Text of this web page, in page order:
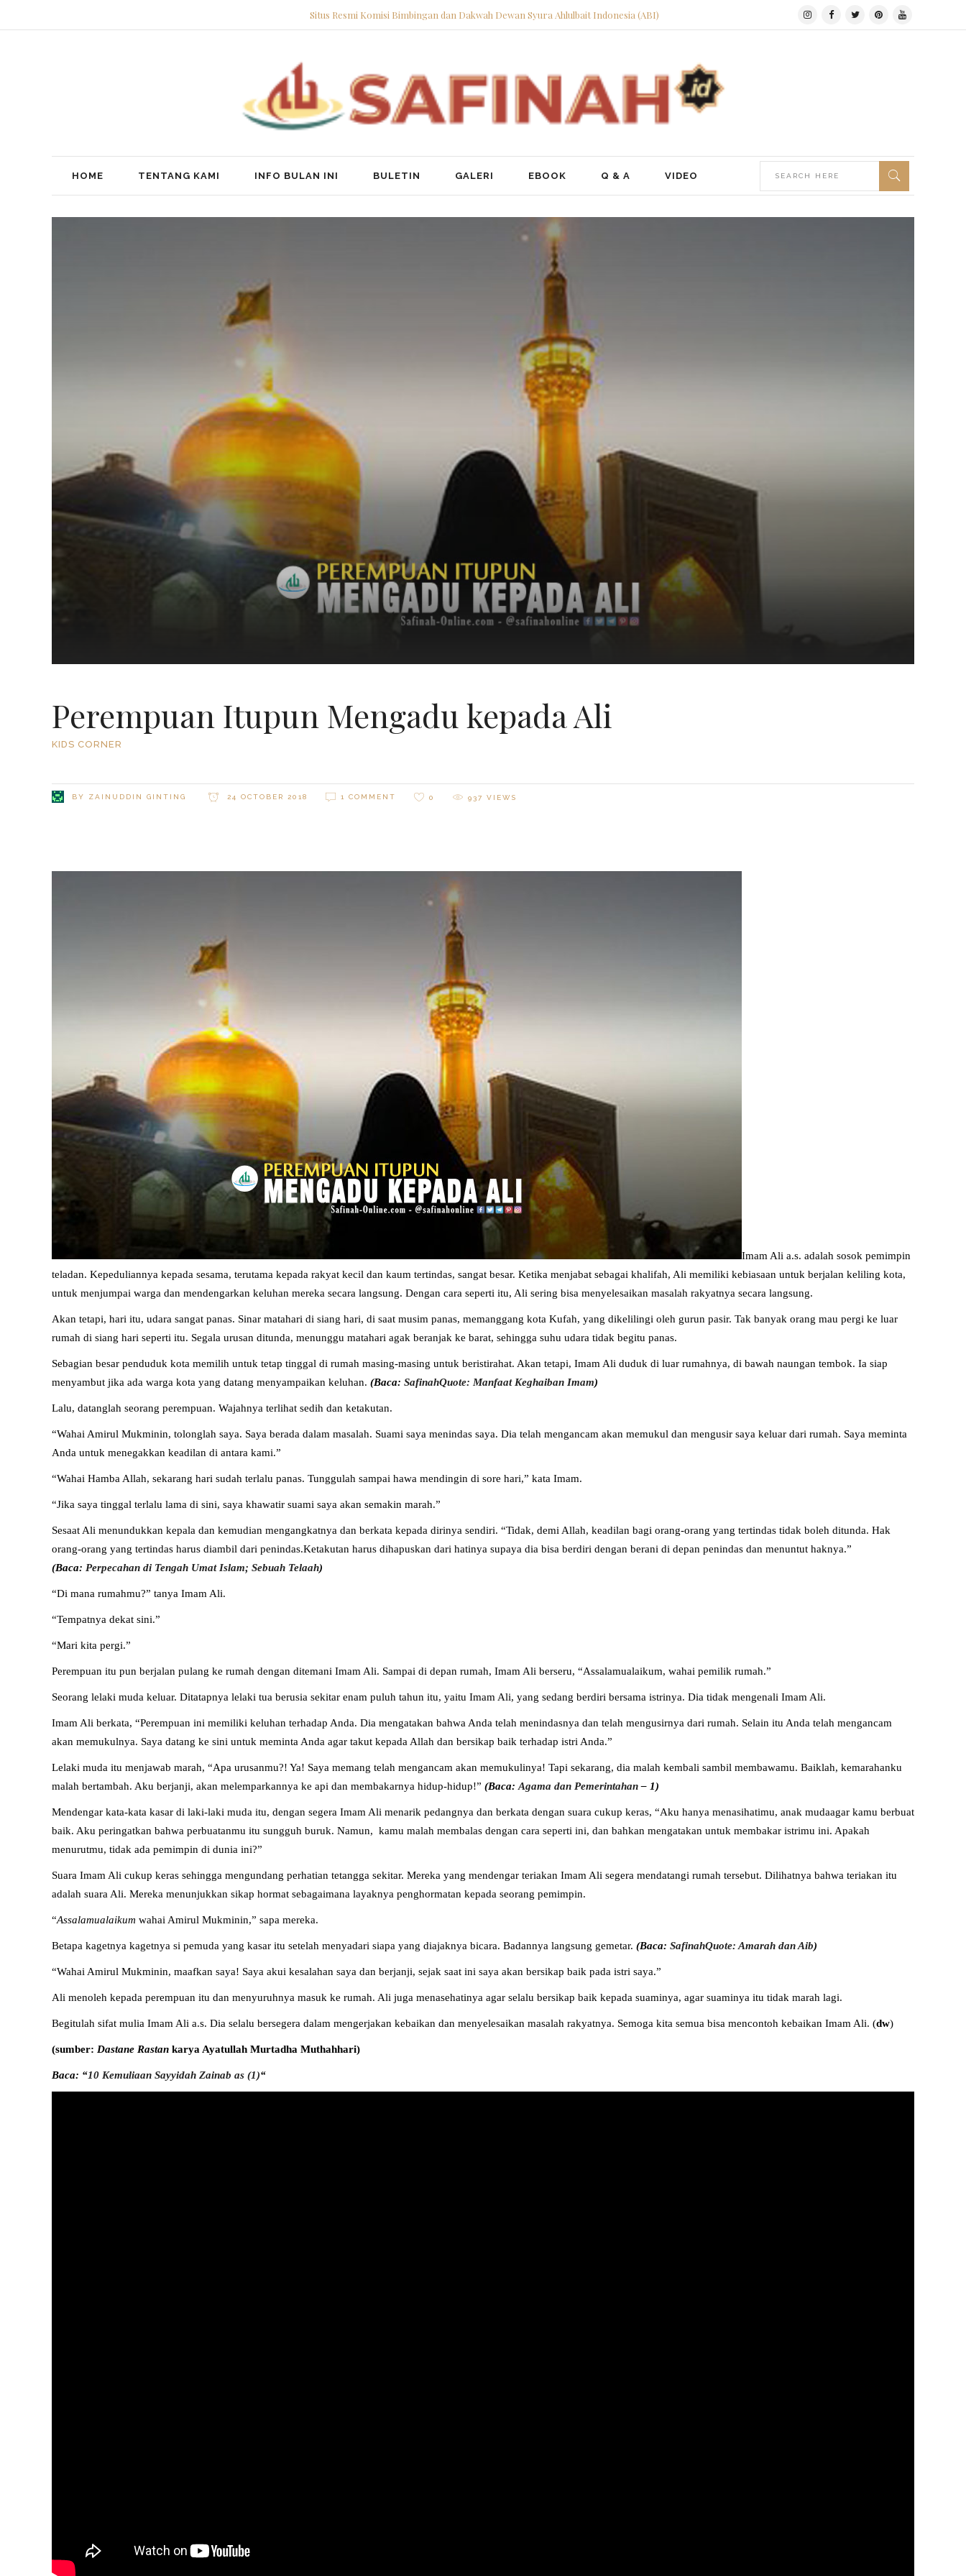
Situs Resmi Komisi Bimbingan dan Dakwah Dewan Syura Ahlulbait Indonesia (ABI)
HOME TENTANG KAMI INFO BULAN INI BULETIN GALERI EBOOK Q & A VIDEO
Perempuan Itupun Mengadu kepada Ali
KIDS CORNER
BY ZAINUDDIN GINTING 24 OCTOBER 2018 1 COMMENT 0 937 VIEWS
Imam Ali a.s. adalah sosok pemimpin
teladan. Kepeduliannya kepada sesama, terutama kepada rakyat kecil dan kaum tertindas, sangat besar. Ketika menjabat sebagai khalifah, Ali memiliki kebiasaan untuk berjalan keliling kota,
untuk menjumpai warga dan mendengarkan keluhan mereka secara langsung. Dengan cara seperti itu, Ali sering bisa menyelesaikan masalah rakyatnya secara langsung.
Akan tetapi, hari itu, udara sangat panas. Sinar matahari di siang hari, di saat musim panas, memanggang kota Kufah, yang dikelilingi oleh gurun pasir. Tak banyak orang mau pergi ke luar
rumah di siang hari seperti itu. Segala urusan ditunda, menunggu matahari agak beranjak ke barat, sehingga suhu udara tidak begitu panas.
Sebagian besar penduduk kota memilih untuk tetap tinggal di rumah masing-masing untuk beristirahat. Akan tetapi, Imam Ali duduk di luar rumahnya, di bawah naungan tembok. Ia siap
menyambut jika ada warga kota yang datang menyampaikan keluhan. (Baca: SafinahQuote: Manfaat Keghaiban Imam)
Lalu, datanglah seorang perempuan. Wajahnya terlihat sedih dan ketakutan.
“Wahai Amirul Mukminin, tolonglah saya. Saya berada dalam masalah. Suami saya menindas saya. Dia telah mengancam akan memukul dan mengusir saya keluar dari rumah. Saya meminta
Anda untuk menegakkan keadilan di antara kami.”
“Wahai Hamba Allah, sekarang hari sudah terlalu panas. Tunggulah sampai hawa mendingin di sore hari,” kata Imam.
“Jika saya tinggal terlalu lama di sini, saya khawatir suami saya akan semakin marah.”
Sesaat Ali menundukkan kepala dan kemudian mengangkatnya dan berkata kepada dirinya sendiri. “Tidak, demi Allah, keadilan bagi orang-orang yang tertindas tidak boleh ditunda. Hak
orang-orang yang tertindas harus diambil dari penindas.Ketakutan harus dihapuskan dari hatinya supaya dia bisa berdiri dengan berani di depan penindas dan menuntut haknya.”
(Baca: Perpecahan di Tengah Umat Islam; Sebuah Telaah)
“Di mana rumahmu?” tanya Imam Ali.
“Tempatnya dekat sini.”
“Mari kita pergi.”
Perempuan itu pun berjalan pulang ke rumah dengan ditemani Imam Ali. Sampai di depan rumah, Imam Ali berseru, “Assalamualaikum, wahai pemilik rumah.”
Seorang lelaki muda keluar. Ditatapnya lelaki tua berusia sekitar enam puluh tahun itu, yaitu Imam Ali, yang sedang berdiri bersama istrinya. Dia tidak mengenali Imam Ali.
Imam Ali berkata, “Perempuan ini memiliki keluhan terhadap Anda. Dia mengatakan bahwa Anda telah menindasnya dan telah mengusirnya dari rumah. Selain itu Anda telah mengancam
akan memukulnya. Saya datang ke sini untuk meminta Anda agar takut kepada Allah dan bersikap baik terhadap istri Anda.”
Lelaki muda itu menjawab marah, “Apa urusanmu?! Ya! Saya memang telah mengancam akan memukulinya! Tapi sekarang, dia malah kembali sambil membawamu. Baiklah, kemarahanku
malah bertambah. Aku berjanji, akan melemparkannya ke api dan membakarnya hidup-hidup!” (Baca: Agama dan Pemerintahan– 1)
Mendengar kata-kata kasar di laki-laki muda itu, dengan segera Imam Ali menarik pedangnya dan berkata dengan suara cukup keras, “Aku hanya menasihatimu, anak mudaagar kamu berbuat
baik. Aku peringatkan bahwa perbuatanmu itu sungguh buruk. Namun, kamu malah membalas dengan cara seperti ini, dan bahkan mengatakan untuk membakar istrimu ini. Apakah
menurutmu, tidak ada pemimpin di dunia ini?”
Suara Imam Ali cukup keras sehingga mengundang perhatian tetangga sekitar. Mereka yang mendengar teriakan Imam Ali segera mendatangi rumah tersebut. Dilihatnya bahwa teriakan itu
adalah suara Ali. Mereka menunjukkan sikap hormat sebagaimana layaknya penghormatan kepada seorang pemimpin.
“Assalamualaikum wahai Amirul Mukminin,” sapa mereka.
Betapa kagetnya kagetnya si pemuda yang kasar itu setelah menyadari siapa yang diajaknya bicara. Badannya langsung gemetar. (Baca: SafinahQuote: Amarah dan Aib)
“Wahai Amirul Mukminin, maafkan saya! Saya akui kesalahan saya dan berjanji, sejak saat ini saya akan bersikap baik pada istri saya.”
Ali menoleh kepada perempuan itu dan menyuruhnya masuk ke rumah. Ali juga menasehatinya agar selalu bersikap baik kepada suaminya, agar suaminya itu tidak marah lagi.
Begitulah sifat mulia Imam Ali a.s. Dia selalu bersegera dalam mengerjakan kebaikan dan menyelesaikan masalah rakyatnya. Semoga kita semua bisa mencontoh kebaikan Imam Ali. (dw)
(sumber: Dastane Rastan karya Ayatullah Murtadha Muthahhari)
Baca: “10 Kemuliaan Sayyidah Zainab as (1)“